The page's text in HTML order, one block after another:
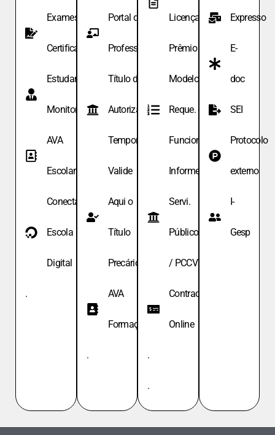
Exames de
Certificação
Estudante
Monitor
AVA
Escolar
Conecta
Escola
Digital
.
Portal do
Professor
Título de
Autoriza.
Temporária
Valide
Aqui o
Título
Precário
AVA
Formação
.
Licença
Prêmio
Modelo de
Reque. de
Funcionário
Informe
Servi.
Públicos
/ PCCV
Contracheque
Online
.
.
Expresso
E-
doc
SEI
Protocolo
externo
I-
Gesp